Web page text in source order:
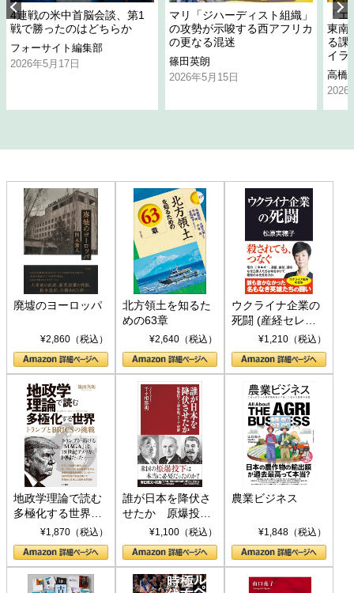
4連戦の米中首脳会談、第1
戦で勝ったのはどちらか
フォーサイト編集部
2026年5月17日
マリ「ジハーディスト組織」
の攻勢が示唆する西アフリカ
の更なる混迷
篠田英朗
2026年5月15日
「
東南
る課
イラ
高橋
2026
廃墟のヨーロッパ
¥2,860（税込）
北方領土を知るた
めの63章
¥2,640（税込）
ウクライナ企業の
死闘 (産経セレク
ト S 039)¥1,210（税込）
地政学理論で読む
多極化する世界：
トランプとBRICS
の挑戦
¥1,870（税込）
誰が日本を降伏さ
せたか 原爆投
下、ソ連参戦、そ
して聖断 (PHP新
書)
¥1,100（税込）
農業ビジネス
¥1,848（税込）